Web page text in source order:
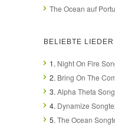
The Ocean auf
BELIEBTE
1. Night On Fire
2. Bring On The
3. Alpha Theta
4. Dynamize
5. The Ocean